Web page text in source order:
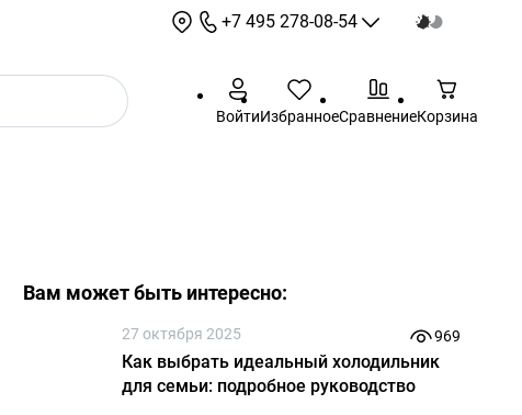
+7 495 278-08-54
+7 495 278-08-54
sale@sotbit.ru
Профсоюзная, д.61А
ВойтиИзбранноеСравнениеКорзина
Вам может быть интересно:
27 октября 2025 969
Как выбрать идеальный холодильник
для семьи: подробное руководство